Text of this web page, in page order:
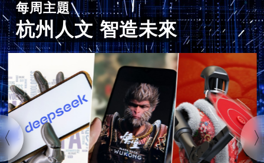
每周主題
杭州人文 智造未來